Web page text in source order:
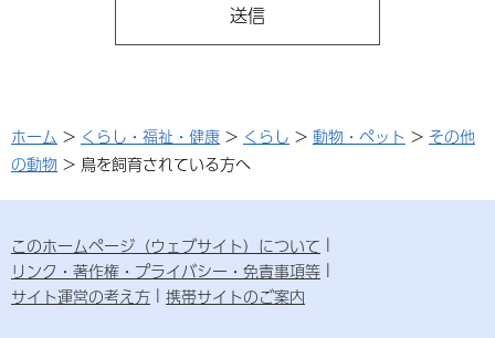
ホーム > くらし・福祉・健康 > くらし > 動物・ペット > その他
の動物 > 鳥を飼育されている方へ
このホームページ（ウェブサイト）について
リンク・著作権・プライバシー・免責事項等
サイト運営の考え方
携帯サイトのご案内